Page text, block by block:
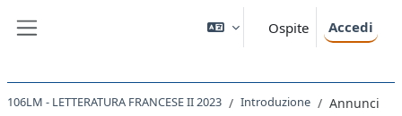
Ospite Accedi
106LM - LETTERATURA FRANCESE II 2023 Introduzione Annunci